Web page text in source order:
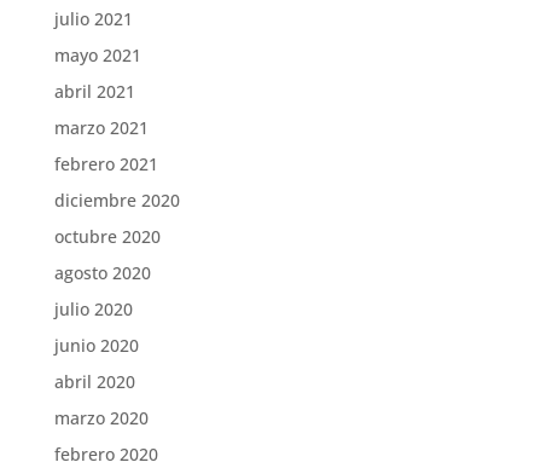
julio 2021
mayo 2021
abril 2021
marzo 2021
febrero 2021
diciembre 2020
octubre 2020
agosto 2020
julio 2020
junio 2020
abril 2020
marzo 2020
febrero 2020